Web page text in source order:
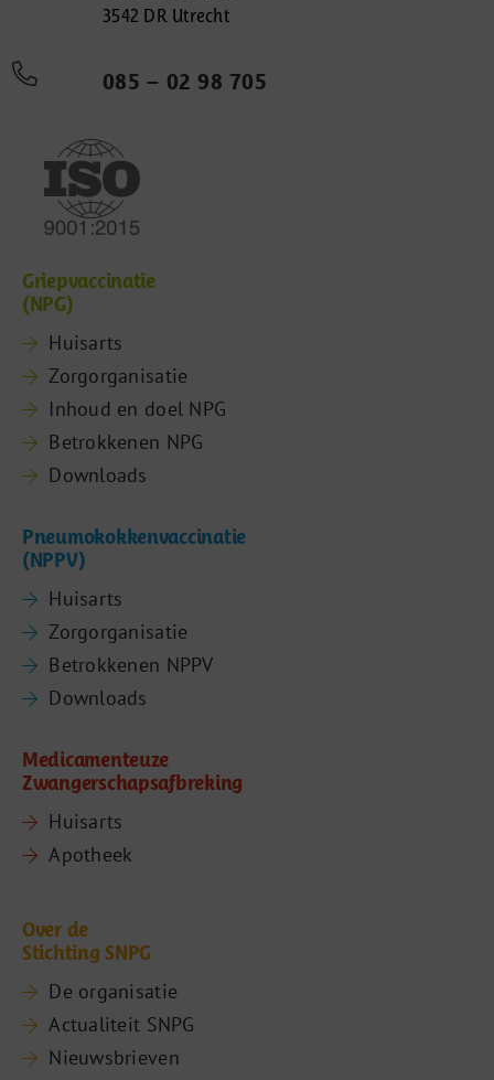
3542 DR Utrecht
085 – 02 98 705
Griepvaccinatie
(NPG)
Huisarts
Zorgorganisatie
Inhoud en doel NPG
Betrokkenen NPG
Downloads
Pneumokokkenvaccinatie
(NPPV)
Huisarts
Zorgorganisatie
Betrokkenen NPPV
Downloads
Medicamenteuze
Zwangerschapsafbreking
Huisarts
Apotheek
Over de
Stichting SNPG
De organisatie
Actualiteit SNPG
Nieuwsbrieven